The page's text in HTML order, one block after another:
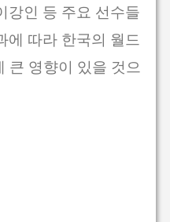
강인 등 주요 선수들
에 따라 한국의 월드
큰 영향이 있을 것으